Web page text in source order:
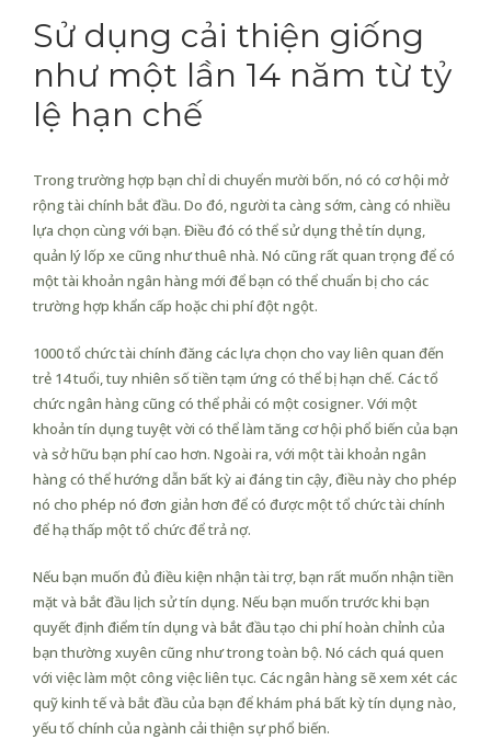
Sử dụng cải thiện giống
như một lần 14 năm từ tỷ
lệ hạn chế
Trong trường hợp bạn chỉ di chuyển mười bốn, nó có cơ hội mở
rộng tài chính bắt đầu. Do đó, người ta càng sớm, càng có nhiều
lựa chọn cùng với bạn. Điều đó có thể sử dụng thẻ tín dụng,
quản lý lốp xe cũng như thuê nhà. Nó cũng rất quan trọng để có
một tài khoản ngân hàng mới để bạn có thể chuẩn bị cho các
trường hợp khẩn cấp hoặc chi phí đột ngột.
1000 tổ chức tài chính đăng các lựa chọn cho vay liên quan đến
trẻ 14 tuổi, tuy nhiên số tiền tạm ứng có thể bị hạn chế. Các tổ
chức ngân hàng cũng có thể phải có một cosigner. Với một
khoản tín dụng tuyệt vời có thể làm tăng cơ hội phổ biến của bạn
và sở hữu bạn phí cao hơn. Ngoài ra, với một tài khoản ngân
hàng có thể hướng dẫn bất kỳ ai đáng tin cậy, điều này cho phép
nó cho phép nó đơn giản hơn để có được một tổ chức tài chính
để hạ thấp một tổ chức để trả nợ.
Nếu bạn muốn đủ điều kiện nhận tài trợ, bạn rất muốn nhận tiền
mặt và bắt đầu lịch sử tín dụng. Nếu bạn muốn trước khi bạn
quyết định điểm tín dụng và bắt đầu tạo chi phí hoàn chỉnh của
bạn thường xuyên cũng như trong toàn bộ. Nó cách quá quen
với việc làm một công việc liên tục. Các ngân hàng sẽ xem xét các
quỹ kinh tế và bắt đầu của bạn để khám phá bất kỳ tín dụng nào,
yếu tố chính của ngành cải thiện sự phổ biến.